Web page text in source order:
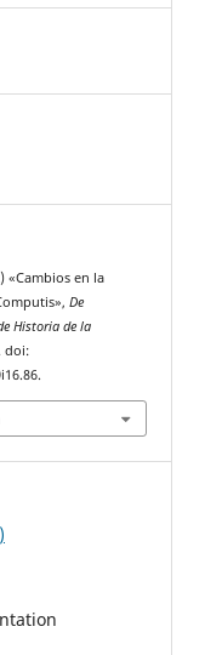
«Cambios en la
De
Historia de la
doi: